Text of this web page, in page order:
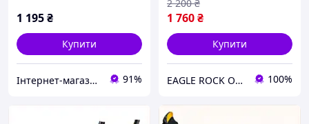
1 195₴
Купити
Інтернет-магазин GoodBuy 91%
1 760₴
2 200 ₴
Купити
EAGLE ROCK Офіційний магазин бренду 100%